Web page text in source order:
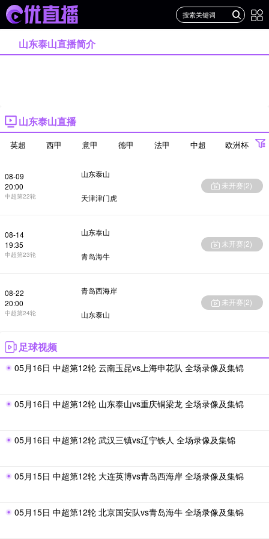
山东泰山直播简介
山东泰山直播
英超 西甲 意甲 德甲 法甲 中超
欧洲杯
08-09
20:00
中超第22轮
山东泰山
天津津门虎
未开赛(2)
08-14
19:35
中超第23轮
山东泰山
青岛海牛
未开赛(2)
08-22
20:00
中超第24轮
青岛西海岸
山东泰山
未开赛(2)
足球视频
05月16日 中超第12轮 云南玉昆vs上海申花队 全场录像及集锦
05月16日 中超第12轮 山东泰山vs重庆铜梁龙 全场录像及集锦
05月16日 中超第12轮 武汉三镇vs辽宁铁人 全场录像及集锦
05月15日 中超第12轮 大连英博vs青岛西海岸 全场录像及集锦
05月15日 中超第12轮 北京国安队vs青岛海牛 全场录像及集锦